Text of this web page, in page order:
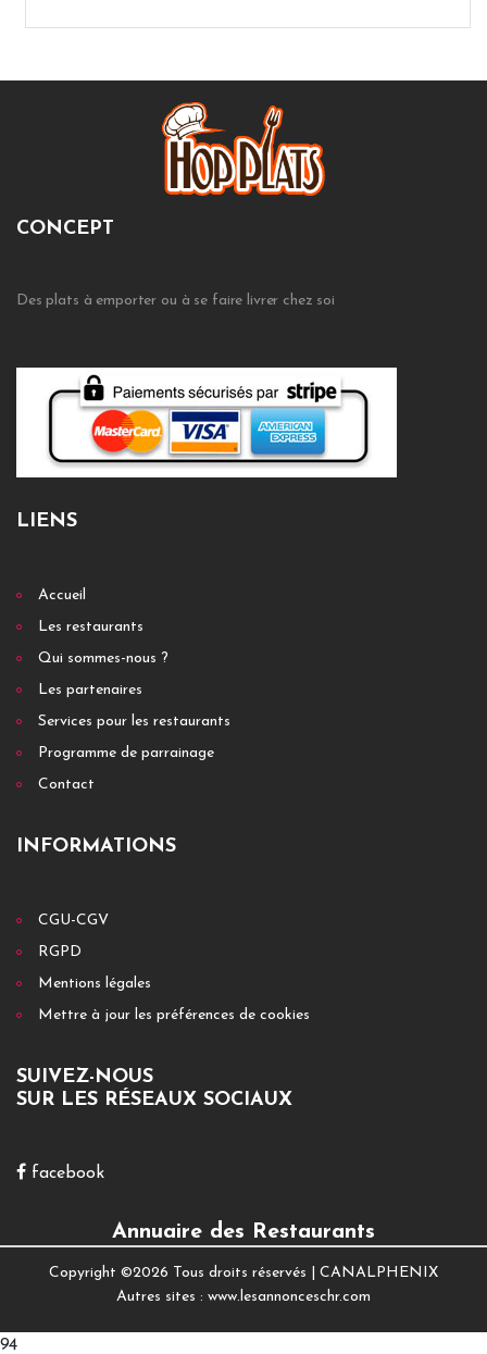
CONCEPT
Des plats à emporter ou à se faire livrer chez soi
LIENS
Accueil
Les restaurants
Qui sommes-nous ?
Les partenaires
Services pour les restaurants
Programme de parrainage
Contact
INFORMATIONS
CGU-CGV
RGPD
Mentions légales
Mettre à jour les préférences de cookies
SUIVEZ-NOUS
SUR LES RÉSEAUX SOCIAUX
facebook
Annuaire des Restaurants
Copyright ©2026 Tous droits réservés | CANALPHENIX
Autres sites : www.lesannonceschr.com
94